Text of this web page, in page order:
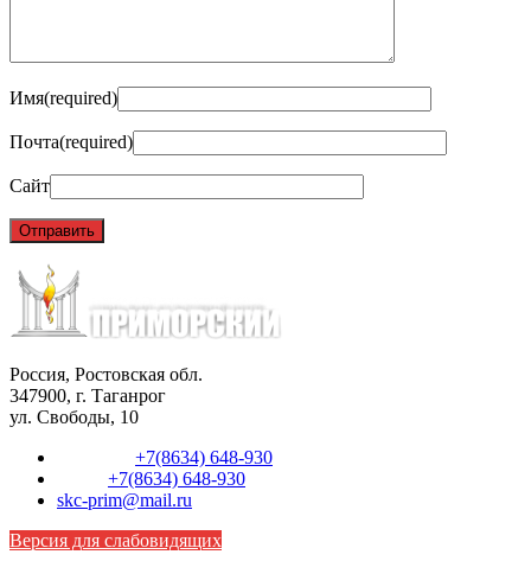
Имя(required)
Почта(required)
Сайт
Россия, Ростовская обл.
347900, г. Таганрог
ул. Свободы, 10
+7(8634) 648-930
+7(8634) 648-930
skc-prim@mail.ru
Версия для слабовидящих